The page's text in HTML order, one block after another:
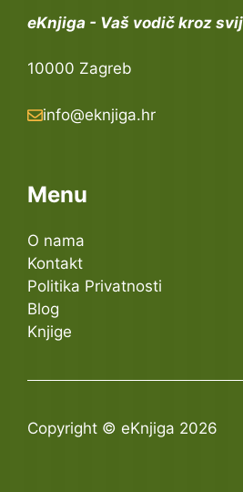
eKnjiga - Vaš vodič kroz
10000 Zagreb
info@eknjiga.hr
Menu
O nama
Kontakt
Politika Privatnosti
Blog
Knjige
Copyright © eKnjiga 2026